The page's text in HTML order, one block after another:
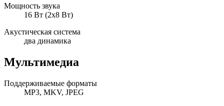
Мощность звука
16 Вт (2х8 Вт)
Акустическая система
два динамика
Мультимедиа
Поддерживаемые форматы
MP3, MKV, JPEG